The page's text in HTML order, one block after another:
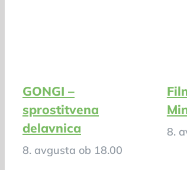
GONGI –
sprostitvena
delavnica
8. avgusta ob 18.00
8.